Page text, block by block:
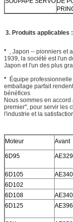
3. Produits applicables :
* , Japon -- pionniers et
1939, la société est l'un
Japon et l'un des plus
* Équipe
emballage parfait
bénéfices
Nous sommes en
premier", pour servir les
l'industrie et la
Moteur Avant
6D95
6D105
6D102
6D108
6D125